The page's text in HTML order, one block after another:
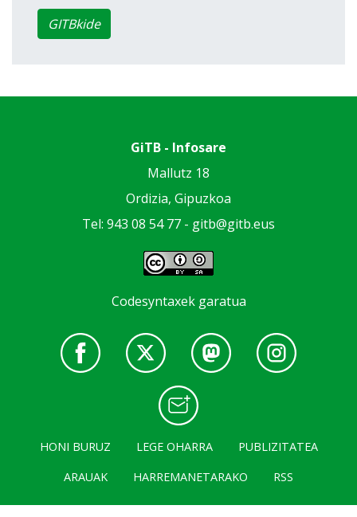
GITBkide
GiTB - Infosare
Mallutz 18
Ordizia, Gipuzkoa
Tel: 943 08 54 77 - gitb@gitb.eus
Codesyntaxek garatua
HONI BURUZ LEGE OHARRA
PUBLIZITATEA
ARAUAK
HARREMANETARAKO RSS